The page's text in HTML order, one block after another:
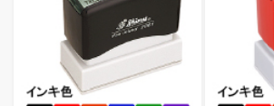
０ml（緑）TSK-55362
・シャイニーインキ浸透タイプ専
０ml（紫）TSK-55379